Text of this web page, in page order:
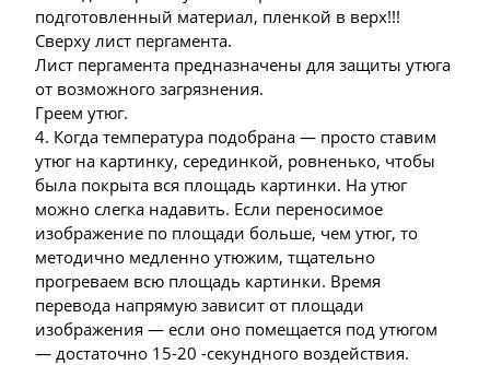
подготовленный материал, пленкой в верх!!!
Сверху лист пергамента.
Лист пергамента предназначены для защиты утюга
от возможного загрязнения.
Греем утюг.
4. Когда температура подобрана — просто ставим
утюг на картинку, серединкой, ровненько, чтобы
была покрыта вся площадь картинки. На утюг
можно слегка надавить. Если переносимое
изображение по площади больше, чем утюг, то
методично медленно утюжим, тщательно
прогреваем всю площадь картинки. Время
перевода напрямую зависит от площади
изображения — если оно помещается под утюгом
— достаточно 15-20 -секундного воздействия.